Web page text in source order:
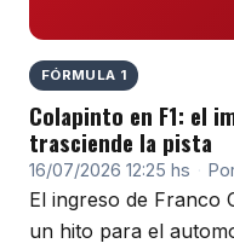
FÓRMULA 1
Colapinto en F1: el
trasciende la pista
16/07/2026 12:25 hs ·
El ingreso de Franco
un hito para el